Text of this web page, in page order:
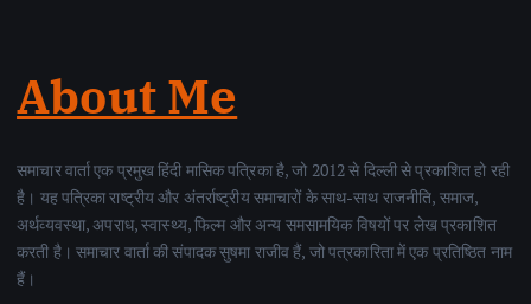
About Me
समाचार वार्ता एक प्रमुख हिंदी मासिक पत्रिका है, जो 2012 से दिल्ली से प्रकाशित हो रही
है। यह पत्रिका राष्ट्रीय और अंतर्राष्ट्रीय समाचारों के साथ-साथ राजनीति, समाज,
अर्थव्यवस्था, अपराध, स्वास्थ्य, फिल्म और अन्य समसामयिक विषयों पर लेख प्रकाशित
करती है। समाचार वार्ता की संपादक सुषमा राजीव हैं, जो पत्रकारिता में एक प्रतिष्ठित नाम
हैं।